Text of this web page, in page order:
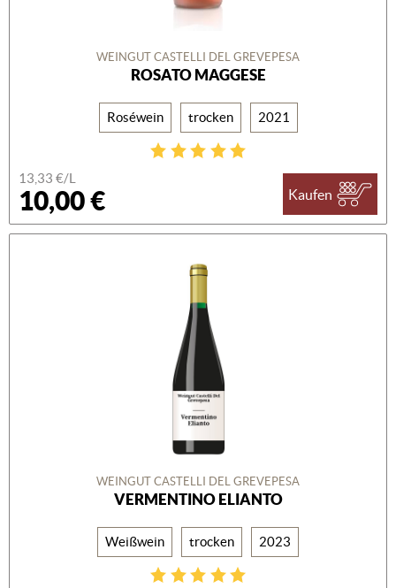
WEINGUT CASTELLI DEL GREVEPESA
ROSATO MAGGESE
Roséwein trocken 2021
13,33 €/L
10,00 € Kaufen
WEINGUT CASTELLI DEL GREVEPESA
VERMENTINO ELIANTO
Weißwein trocken 2023